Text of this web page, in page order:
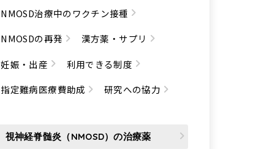
NMOSD治療中のワクチン接種
NMOSDの再発
漢方薬・サプリ
妊娠・出産
利用できる制度
指定難病医療費助成
研究への協力
視神経脊髄炎（NMOSD）の治療薬